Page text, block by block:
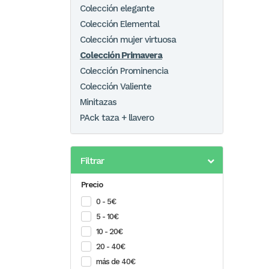
Colección elegante
Colección Elemental
Colección mujer virtuosa
Colección Primavera
Colección Prominencia
Colección Valiente
Minitazas
PAck taza + llavero
Filtrar
Precio
0 - 5€
5 - 10€
10 - 20€
20 - 40€
más de 40€